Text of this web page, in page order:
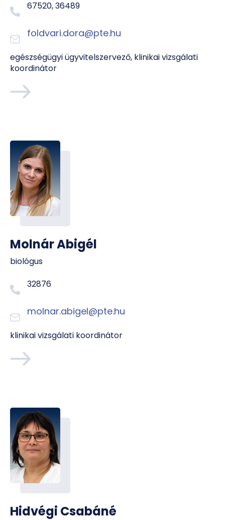
67520, 36489
foldvari.dora@pte.hu
egészségügyi ügyvitelszervező, klinikai vizsgálati
koordinátor
Molnár Abigél
biológus
32876
molnar.abigel@pte.hu
klinikai vizsgálati koordinátor
Hidvégi Csabáné